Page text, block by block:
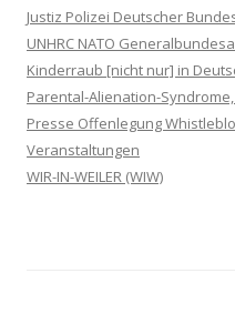
Justiz Polizei Deutscher
UNHRC NATO
Kinderraub [nicht nur] in
Parental-Alienation-
Presse Offenlegung
Veranstaltungen
WIR-IN-WEILER (WIW)